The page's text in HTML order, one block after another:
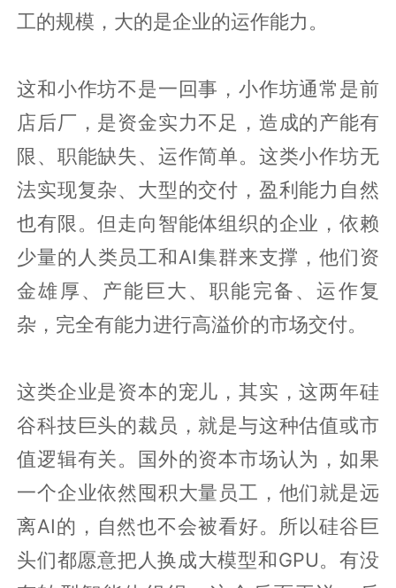
工的规模，大的是企业的运作能力。
这和小作坊不是一回事，小作坊通常是前
店后厂，是资金实力不足，造成的产能有
限、职能缺失、运作简单。这类小作坊无
法实现复杂、大型的交付，盈利能力自然
也有限。但走向智能体组织的企业，依赖
少量的人类员工和AI集群来支撑，他们资
金雄厚、产能巨大、职能完备、运作复
杂，完全有能力进行高溢价的市场交付。
这类企业是资本的宠儿，其实，这两年硅
谷科技巨头的裁员，就是与这种估值或市
值逻辑有关。国外的资本市场认为，如果
一个企业依然囤积大量员工，他们就是远
离AI的，自然也不会被看好。所以硅谷巨
头们都愿意把人换成大模型和GPU。有没